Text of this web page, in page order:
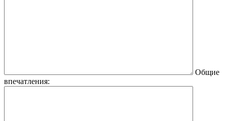
Общие
впечатления: